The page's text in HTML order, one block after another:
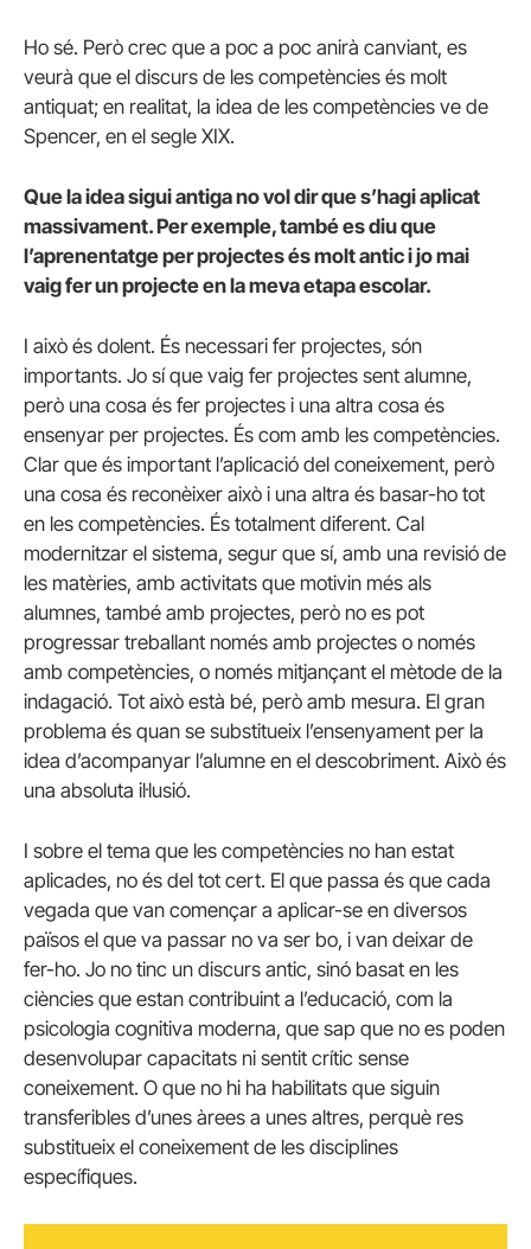
Ho sé. Però crec que a poc a poc anirà canviant, es
veurà que el discurs de les competències és molt
antiquat; en realitat, la idea de les competències ve de
Spencer, en el segle XIX.
Que la idea sigui antiga no vol dir que s’hagi aplicat
massivament. Per exemple, també es diu que
l’aprenentatge per projectes és molt antic i jo mai
vaig fer un projecte en la meva etapa escolar.
I això és dolent. És necessari fer projectes, són
importants. Jo sí que vaig fer projectes sent alumne,
però una cosa és fer projectes i una altra cosa és
ensenyar per projectes. És com amb les competències.
Clar que és important l’aplicació del coneixement, però
una cosa és reconèixer això i una altra és basar-ho tot
en les competències. És totalment diferent. Cal
modernitzar el sistema, segur que sí, amb una revisió de
les matèries, amb activitats que motivin més als
alumnes, també amb projectes, però no es pot
progressar treballant només amb projectes o només
amb competències, o només mitjançant el mètode de la
indagació. Tot això està bé, però amb mesura. El gran
problema és quan se substitueix l’ensenyament per la
idea d’acompanyar l’alumne en el descobriment. Això és
una absoluta il·lusió.
I sobre el tema que les competències no han estat
aplicades, no és del tot cert. El que passa és que cada
vegada que van començar a aplicar-se en diversos
països el que va passar no va ser bo, i van deixar de
fer-ho. Jo no tinc un discurs antic, sinó basat en les
ciències que estan contribuint a l’educació, com la
psicologia cognitiva moderna, que sap que no es poden
desenvolupar capacitats ni sentit crític sense
coneixement. O que no hi ha habilitats que siguin
transferibles d’unes àrees a unes altres, perquè res
substitueix el coneixement de les disciplines
específiques.